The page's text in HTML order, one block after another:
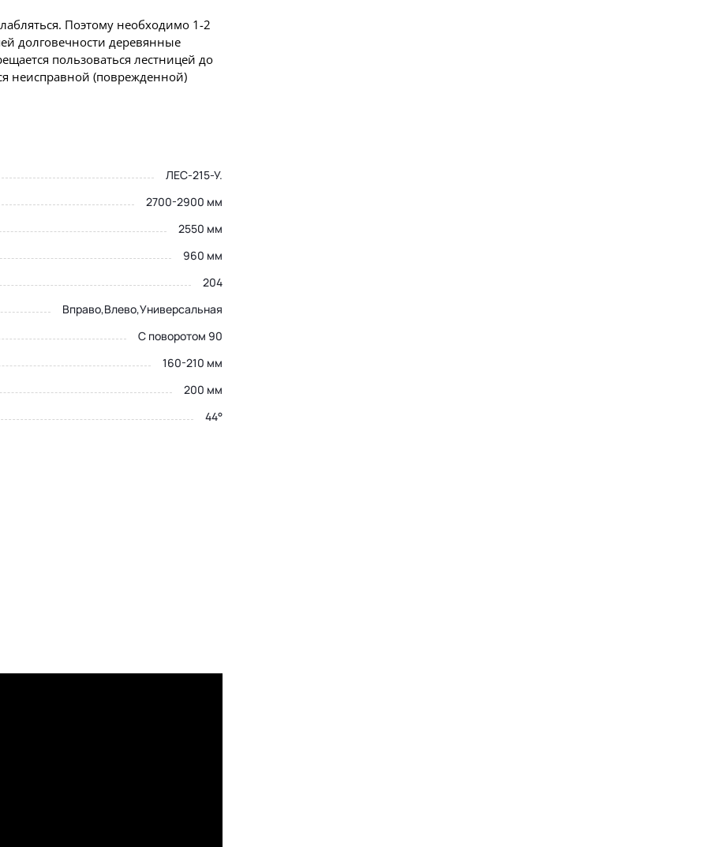
Поэтому необходимо 1-2
долговечности деревянные
пользоваться лестницей до
неисправной (поврежденной)
ЛЕС-215-У.
2700-2900 мм
2550 мм
960 мм
204
Вправо,Влево,Универсальная
С поворотом 90
160-210 мм
200 мм
44°